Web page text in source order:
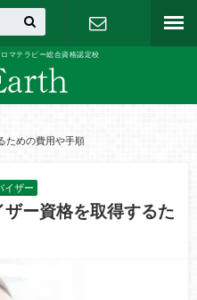
マテラピー総合資格認定校
ための費用や手順
イザー
ー資格を取得するた